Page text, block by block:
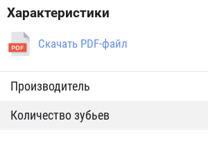
Характеристики
Скачать PDF-файл
Производитель
Количество зубьев